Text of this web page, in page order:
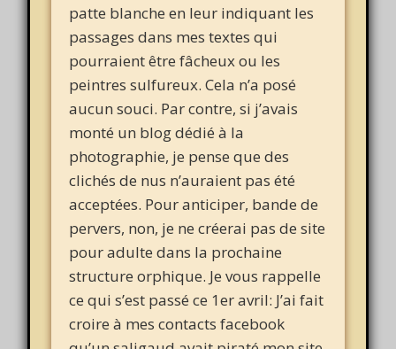
patte blanche en leur indiquant les
passages dans mes textes qui
pourraient être fâcheux ou les
peintres sulfureux. Cela n’a posé
aucun souci. Par contre, si j’avais
monté un blog dédié à la
photographie, je pense que des
clichés de nus n’auraient pas été
acceptées. Pour anticiper, bande de
pervers, non, je ne créerai pas de site
pour adulte dans la prochaine
structure orphique. Je vous rappelle
ce qui s’est passé ce 1er avril: J’ai fait
croire à mes contacts facebook